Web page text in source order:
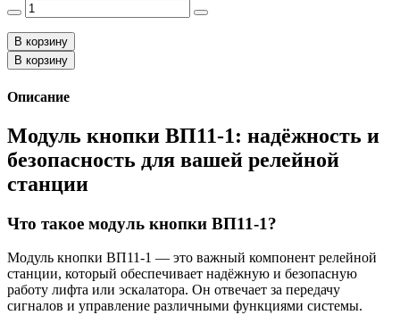
В корзину
В корзину
Описание
Модуль кнопки ВП11-1: надёжность и
безопасность для вашей релейной
станции
Что такое модуль кнопки ВП11-1?
Модуль кнопки ВП11-1 — это важный компонент релейной
станции, который обеспечивает надёжную и безопасную
работу лифта или эскалатора. Он отвечает за передачу
сигналов и управление различными функциями системы.